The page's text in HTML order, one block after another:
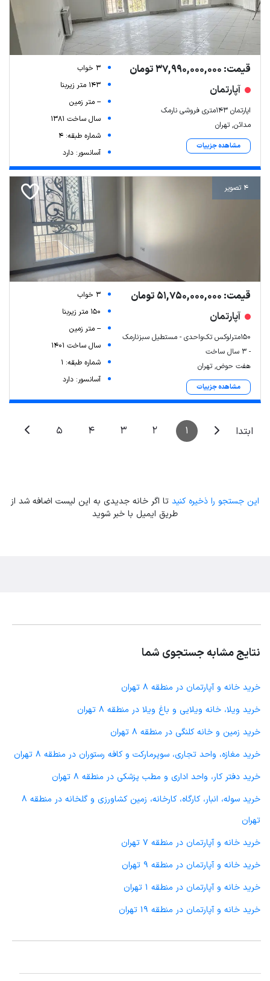
قیمت: 37,990,000,000 تومان
آپارتمان
اپارتمان ۱۴۳متری فروشی نارمک
مدائن, تهران
مشاهده جزییات
3 خواب
143 متر زیربنا
-- متر زمین
سال ساخت 1381
شماره طبقه: 4
آسانسور: دارد
4 تصویر
قیمت: 51,750,000,000 تومان
آپارتمان
۱۵۰مترلوکس تک‌واحدی - مستطیل سبزنارمک
- ۳ سال ساخت
هفت حوض, تهران
مشاهده جزییات
3 خواب
150 متر زیربنا
-- متر زمین
سال ساخت 1401
شماره طبقه: 1
آسانسور: دارد
ابتدا 1
2
3
4
5
این جستجو را ذخیره کنید تا اگر خانه جدیدی به این لیست اضافه شد از
طریق ایمیل با خبر شوید
نتایج مشابه جستجوی شما
خرید خانه و آپارتمان در منطقه 8 تهران
خرید ویلا، خانه ویلایی و باغ ویلا در منطقه 8 تهران
خرید زمین و خانه کلنگی در منطقه 8 تهران
خرید مغازه، واحد تجاری، سوپرمارکت و کافه رستوران در منطقه 8 تهران
خرید دفتر کار، واحد اداری و مطب پزشکی در منطقه 8 تهران
خرید سوله، انبار، کارگاه، کارخانه، زمین کشاورزی و گلخانه در منطقه 8
تهران
خرید خانه و آپارتمان در منطقه 7 تهران
خرید خانه و آپارتمان در منطقه 9 تهران
خرید خانه و آپارتمان در منطقه 1 تهران
خرید خانه و آپارتمان در منطقه 19 تهران